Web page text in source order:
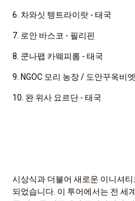
6. 차와싯 텡트라이랏 - 태국
7. 로안 바스코 - 필리핀
8. 쿤나팹 카웨피롬 - 태국
9. NGOC 모리 농장 / 도안꾸옥비
10. 완 위사 요르단 - 태국
시상식과 더불어 새로운 이니셔
되었습니다. 이 투어에서는 전 세